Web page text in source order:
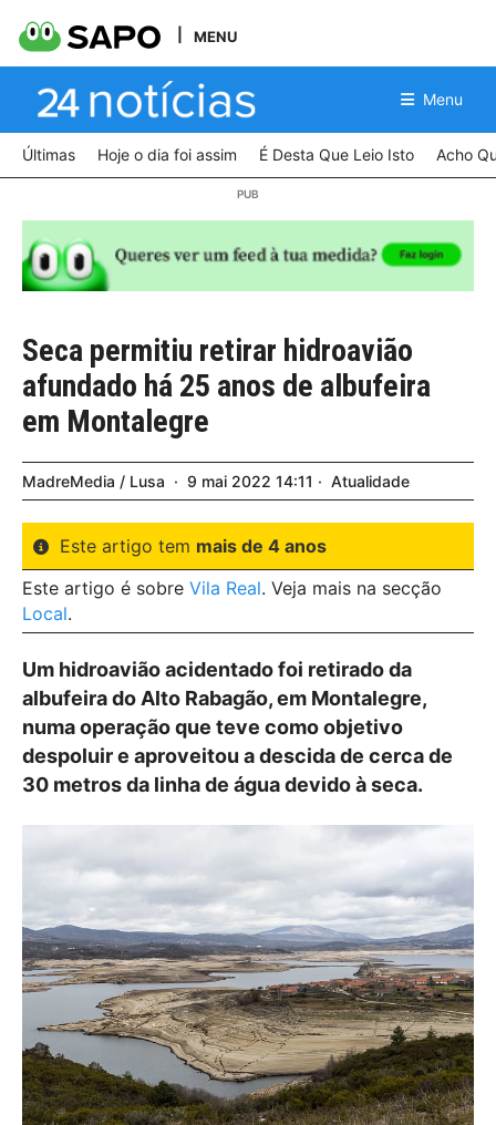
MENU
Menu
Últimas Hoje o dia foi assim É Desta Que Leio Isto Acho
Seca permitiu retirar hidroavião
afundado há 25 anos de albufeira
em Montalegre
MadreMedia / Lusa 9 mai 2022 14:11 Atualidade
Este artigo tem mais de 4 anos
Este artigo é sobre Vila Real. Veja mais na secção
Local.
Um hidroavião acidentado foi retirado da
albufeira do Alto Rabagão, em Montalegre,
numa operação que teve como objetivo
despoluir e aproveitou a descida de cerca de
30 metros da linha de água devido à seca.